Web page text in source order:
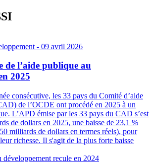
- 09 avril 2026
de l’aide publique au
2025
consécutive, les 33 pays du Comité d’aide
de l’OCDE ont procédé en 2025 à un
L’APD émise par les 33 pays du CAD s’est
de dollars en 2025, une baisse de 23,1 %
milliards de dollars en termes réels), pour
richesse. Il s'agit de la plus forte baisse